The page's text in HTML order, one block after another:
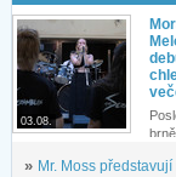
03.08.
» Mr. Moss